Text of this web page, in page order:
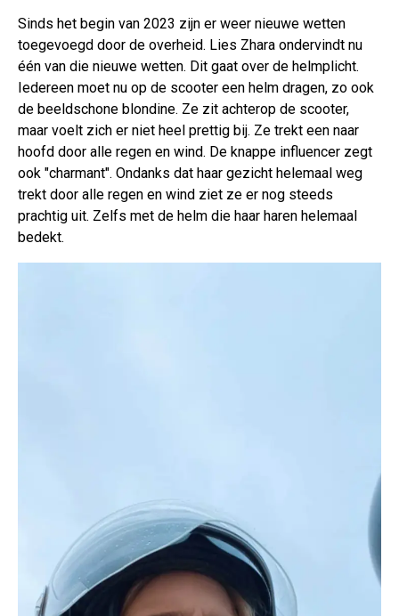
Sinds het begin van 2023 zijn er weer nieuwe wetten
toegevoegd door de overheid. Lies Zhara ondervindt nu
één van die nieuwe wetten. Dit gaat over de helmplicht.
Iedereen moet nu op de scooter een helm dragen, zo ook
de beeldschone blondine. Ze zit achterop de scooter,
maar voelt zich er niet heel prettig bij. Ze trekt een naar
hoofd door alle regen en wind. De knappe influencer zegt
ook "charmant". Ondanks dat haar gezicht helemaal weg
trekt door alle regen en wind ziet ze er nog steeds
prachtig uit. Zelfs met de helm die haar haren helemaal
bedekt.